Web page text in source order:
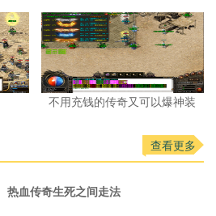
不用充钱的传奇又可以爆神装
查看更多
热血传奇生死之间走法